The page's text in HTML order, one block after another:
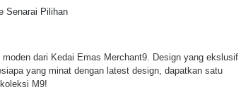
Senarai Pilihan
dari Kedai Emas Merchant9. Design yang ekslusif
yang minat dengan latest design, dapatkan satu
M9!